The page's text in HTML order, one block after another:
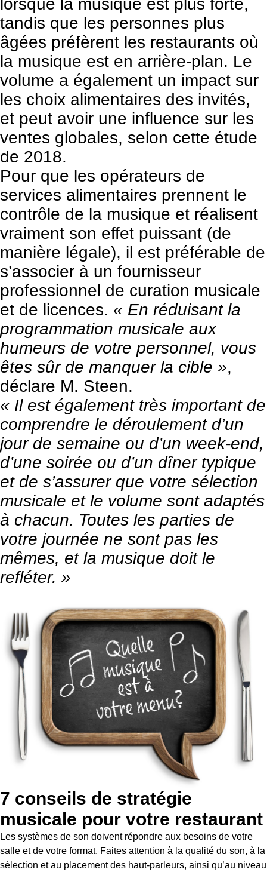
lorsque la musique est plus forte,
tandis que les personnes plus
âgées préfèrent les restaurants où
la musique est en arrière-plan. Le
volume a également un impact sur
les choix alimentaires des invités,
et peut avoir une influence sur les
ventes globales, selon cette étude
de 2018.
Pour que les opérateurs de
services alimentaires prennent le
contrôle de la musique et réalisent
vraiment son effet puissant (de
manière légale), il est préférable de
s’associer à un fournisseur
professionnel de curation musicale
et de licences. « En réduisant la
programmation musicale aux
humeurs de votre personnel, vous
êtes sûr de manquer la cible »,
déclare M. Steen.
« Il est également très important de
comprendre le déroulement d’un
jour de semaine ou d’un week-end,
d’une soirée ou d’un dîner typique
et de s’assurer que votre sélection
musicale et le volume sont adaptés
à chacun. Toutes les parties de
votre journée ne sont pas les
mêmes, et la musique doit le
refléter. »
7 conseils de stratégie
musicale pour votre restaurant
Les systèmes de son doivent répondre aux besoins de votre
salle et de votre format. Faites attention à la qualité du son, à la
sélection et au placement des haut-parleurs, ainsi qu’au niveau